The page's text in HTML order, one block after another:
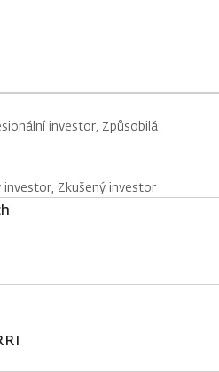
investor, Způsobilá
Zkušený investor